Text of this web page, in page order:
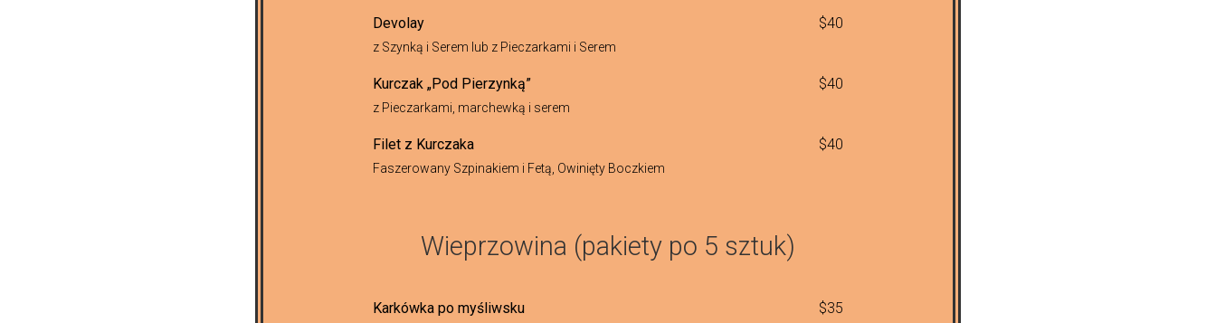
Devolay $40
z Szynką i Serem lub z Pieczarkami i Serem
Kurczak „Pod Pierzynką” $40
z Pieczarkami, marchewką i serem
Filet z Kurczaka $40
Faszerowany Szpinakiem i Fetą, Owinięty Boczkiem
Wieprzowina (pakiety po 5 sztuk)
Karkówka po myśliwsku $35